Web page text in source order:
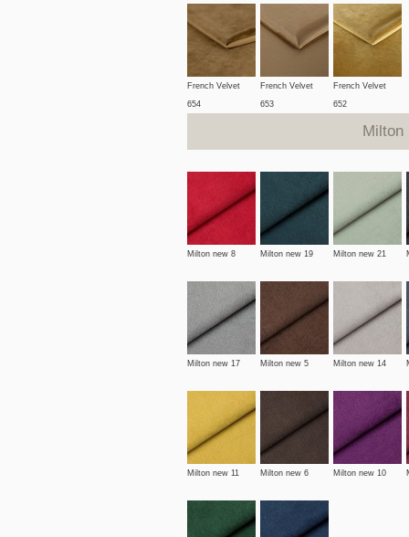
French Velvet
654
French Velvet
653
French Velvet
652
Milton new 8 Milton new 19 Milton new 21
Milton new 17 Milton new 5 Milton new 14
Milton new 11 Milton new 6 Milton new 10